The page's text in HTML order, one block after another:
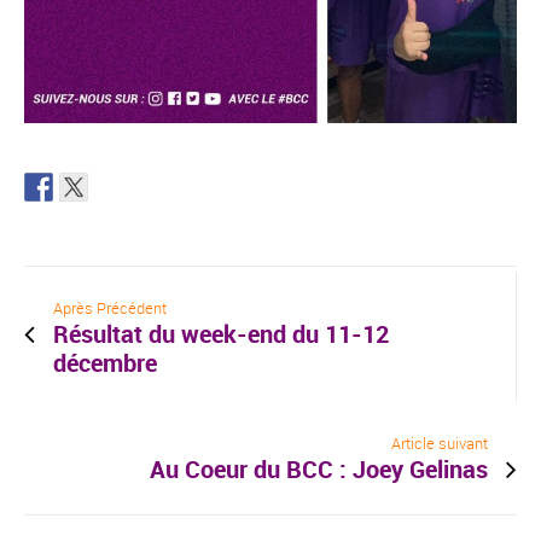
Après Précédent
Résultat du week-end du 11-12
décembre
Article suivant
Au Coeur du BCC : Joey Gelinas